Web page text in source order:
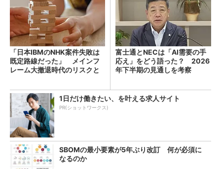
「日本IBMのNHK案件失敗は
既定路線だった」 メインフ
レーム大撤退時代のリスクと
富士通とNECは「AI需要の手
応え」をどう語った？ 2026
年下半期の見通しを考察
1日だけ働きたい、を叶える求人サイト
PR(ショットワークス)
SBOMの最小要素が5年ぶり改訂 何が必須に
なるのか